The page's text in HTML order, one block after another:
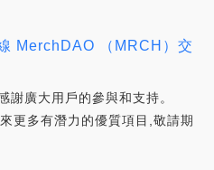
MerchDAO （MRCH）交
謝廣大用戶的參與和支持。
更多有潛力的優質項目,敬請期